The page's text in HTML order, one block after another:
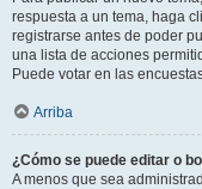
respuesta a un tema, haga
registrarse antes de poder
una lista de acciones
Puede votar en las
Arriba
¿Cómo se puede editar o
A menos que sea